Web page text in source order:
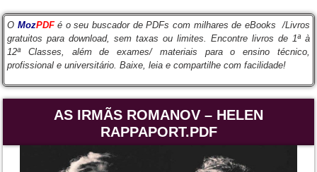
O MozPDF é o seu buscador de PDFs com milhares de eBooks /Livros
gratuitos para download, sem taxas ou limites. Encontre livros de 1ª à
12ª Classes, além de exames/ materiais para o ensino técnico,
profissional e universitário. Baixe, leia e compartilhe com facilidade!
AS IRMÃS ROMANOV – HELEN
RAPPAPORT.PDF